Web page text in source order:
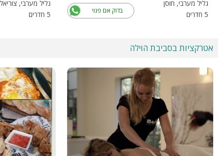
גליל מערבי, חוסן
5 חדרים
בדוק אם פנוי
גליל מערבי, צוריאל
5 חדרים
אטרקציות בסביבת הוילה